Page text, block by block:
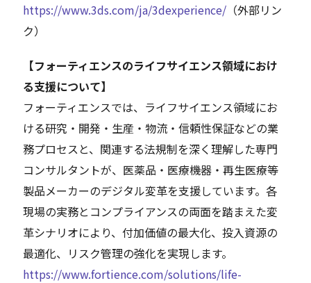
https://www.3ds.com/ja/3dexperience/ （外部リン
ク）
【フォーティエンスのライフサイエンス領域におけ
る支援について】
フォーティエンスでは、ライフサイエンス領域にお
ける研究・開発・生産・物流・信頼性保証などの業
務プロセスと、関連する法規制を深く理解した専門
コンサルタントが、医薬品・医療機器・再生医療等
製品メーカーのデジタル変革を支援しています。各
現場の実務とコンプライアンスの両面を踏まえた変
革シナリオにより、付加価値の最大化、投入資源の
最適化、リスク管理の強化を実現します。
https://www.fortience.com/solutions/life-